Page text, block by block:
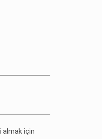
almak için